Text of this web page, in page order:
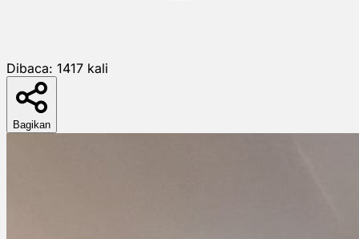
Dibaca: 1417 kali
Bagikan